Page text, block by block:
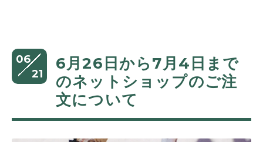
06
21
6月26日から7月4日まで
のネットショップのご注
文について